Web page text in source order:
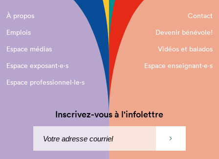
À propos
Contact
Emplois
Devenir bénévole!
Espace médias
Vidéos et balados
Espace exposant·e⋅s
Espace enseignant·e⋅s
Espace professionnel·le⋅s
Inscrivez-vous à l'infolettre